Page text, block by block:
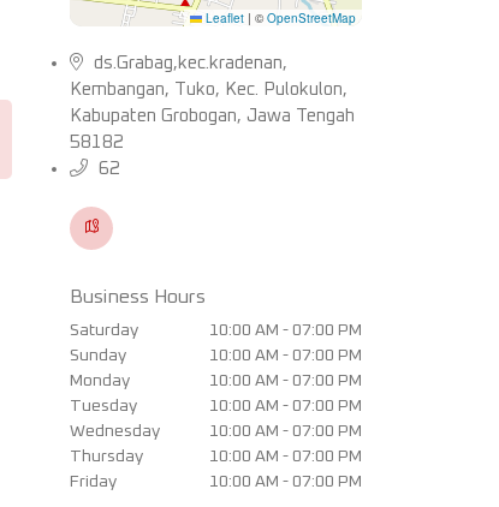
Leaflet | ©OpenStreetMap
ds.Grabag,kec.kradenan,
Kembangan, Tuko, Kec. Pulokulon,
Kabupaten Grobogan, Jawa Tengah
58182
62
Business Hours
Saturday
10:00 AM - 07:00 PM
Sunday
10:00 AM - 07:00 PM
Monday
10:00 AM - 07:00 PM
Tuesday
10:00 AM - 07:00 PM
Wednesday
10:00 AM - 07:00 PM
Thursday
10:00 AM - 07:00 PM
Friday
10:00 AM - 07:00 PM